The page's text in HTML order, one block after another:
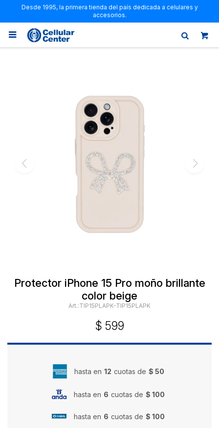
Desde 1995, la primera tienda del país dedicada a celulares y
accesorios.

Protector iPhone 15 Pro moño brillante
color beige
TIP15PLAPK-TIP15PLAPK
$ 599
hasta en 12 cuotas de $ 50
hasta en 6 cuotas de $ 100
hasta en 6 cuotas de $ 100